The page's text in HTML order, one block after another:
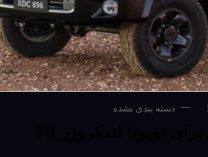
دسته بندی نشده